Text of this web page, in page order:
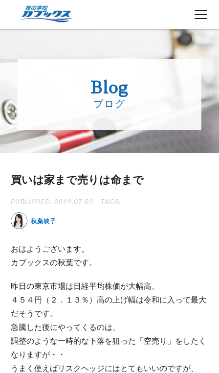
５分でわかるカブックス
授業日程
生徒さんの声
講師ブログ
お知らせ
体験セミナーの詳細・申込
Blog
ブログ
買いは家まで売りは命まで
PUBLISHED: 2019.07.02 TAGS:
秋葉映子
おはようございます。
カブックスの秋葉です。
昨日の東京市場は日経平均株価が大幅高、
４５４円（２．１３％）高の上げ幅は令和に入って最大
だそうです。
急騰した後にやってくるのは、
調整のような一時的な下落を狙った「空売り」をしたく
なりますが・・
うまく使えばリスクヘッジにはとてもいいのですが、